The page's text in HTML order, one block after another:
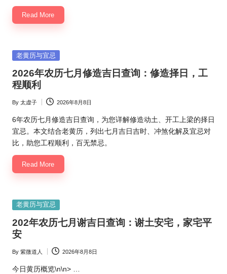
Read More
Posted
老黄历与宜忌
2026年农历七月修造吉日查询：修造择日，工
程顺利
Posted
by
By 太虚子 2026年8月8日
6年农历七月修造吉日查询，为您详解修造动土、开工上梁的择日
宜忌。本文结合老黄历，列出七月吉日吉时、冲煞化解及宜忌对
比，助您工程顺利，百无禁忌。
Read More
Posted
老黄历与宜忌
202年农历七月谢吉日查询：谢土安宅，家宅平
安
Posted
by
By 紫微道人 2026年8月8日
今日黄历概览\n\n> …